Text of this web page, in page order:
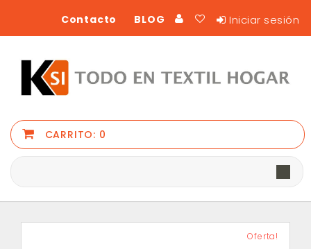
Iniciar sesión
BLOG
Contacto
CARRITO: 0
Oferta!